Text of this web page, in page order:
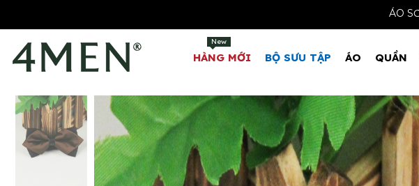
HÀNG MỚI
New
BỘ SƯU TẬP ÁO QUẦN